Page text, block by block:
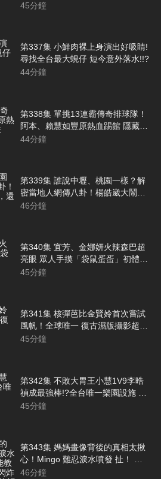
45分鐘
第337集 小鮮肉裸上身演出好吸睛!
尋找全台最大蜆仔 短今意外落水!!?
44分鐘
第338集 單挑13連霸傳奇排球隊！
阿本、賴慧如豐原熱血踢館 隱藏版
80年神級味噌、超狂創意料理大
44分鐘
第339集 誰說中壢、桃園一樣？解
密當地人網傳八卦！楊皓崴大鬧娛
樂摔角擂台，還有不插電樂園玩瘋
46分鐘
第340集 宜芳、金娜妍火辣森巴超
亮眼 眾人手摸「袋鼠蛋蛋」初體
驗!!?
45分鐘
第341集 核彈芭比金賢姈首次嘗試
風帆！全球唯一 復古濕版攝影超吸
睛！
45分鐘
第342集 不敗大胃王小慧1V9李晧
禎成最強棒!?全台唯一樂園設施 嚇
到楊繡惠腿軟!!!
45分鐘
第343集 媽媽畫像背後的真相太揪
心！Mingo 難忍淚水噴發 扯！ 連
80歲阿嬤都能教到會跳舞？築夢者
46分鐘